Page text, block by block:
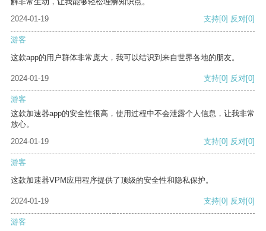
2024-01-19
支持[0] 反对[0]
游客
这款app的用户群体非常庞大，我可以结识到来自世界各地的朋友。
2024-01-19 支持[0] 反对[0]
游客
这款加速器app的安全性很高，使用过程中不会泄露个人信息，让我非常
放心。
2024-01-19
支持[0] 反对[0]
游客
这款加速器VPM应用程序提供了顶级的安全性和隐私保护。
2024-01-19 支持[0] 反对[0]
游客